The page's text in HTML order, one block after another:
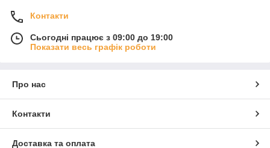
Контакти
Сьогодні працює з 09:00 до 19:00
Показати весь графік роботи
Про нас
Контакти
Доставка та оплата